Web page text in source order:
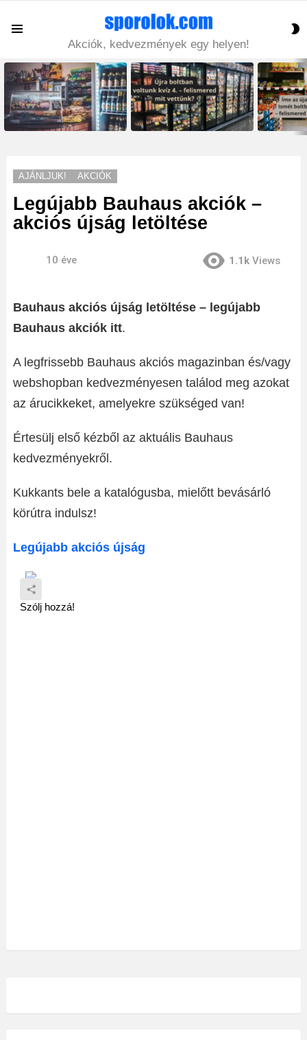
Akciók, kedvezmények egy helyen!
LATEST
STORIES
AJÁNLJUK! AKCIÓK
Legújabb Bauhaus akciók –
akciós újság letöltése
10 éve 1.1k Views
Bauhaus akciós újság letöltése – legújabb
Bauhaus akciók itt.
A legfrissebb Bauhaus akciós magazinban és/vagy
webshopban kedvezményesen találod meg azokat
az árucikkeket, amelyekre szükséged van!
Értesülj első kézből az aktuális Bauhaus
kedvezményekről.
Kukkants bele a katalógusba, mielőtt bevásárló
körútra indulsz!
Legújabb akciós újság
Szólj hozzá!